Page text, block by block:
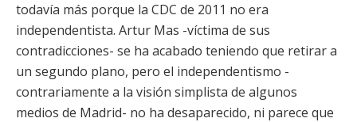
todavía más porque la CDC de 2011 no era
independentista. Artur Mas -víctima de sus
contradicciones- se ha acabado teniendo que retirar a
un segundo plano, pero el independentismo -
contrariamente a la visión simplista de algunos
medios de Madrid- no ha desaparecido, ni parece que